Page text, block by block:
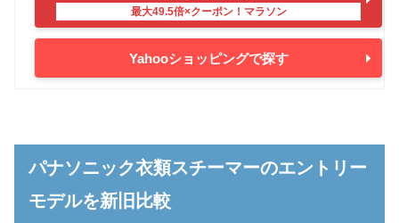
Yahooショッピングで探す
パナソニック衣類スチーマーのエントリー
モデルを新旧比較